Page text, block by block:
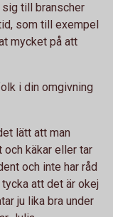
till branscher
som till exempel
mycket på att
i din omgivning
lätt att man
och käkar eller tar
och inte har råd
att det är okej
ju lika bra under